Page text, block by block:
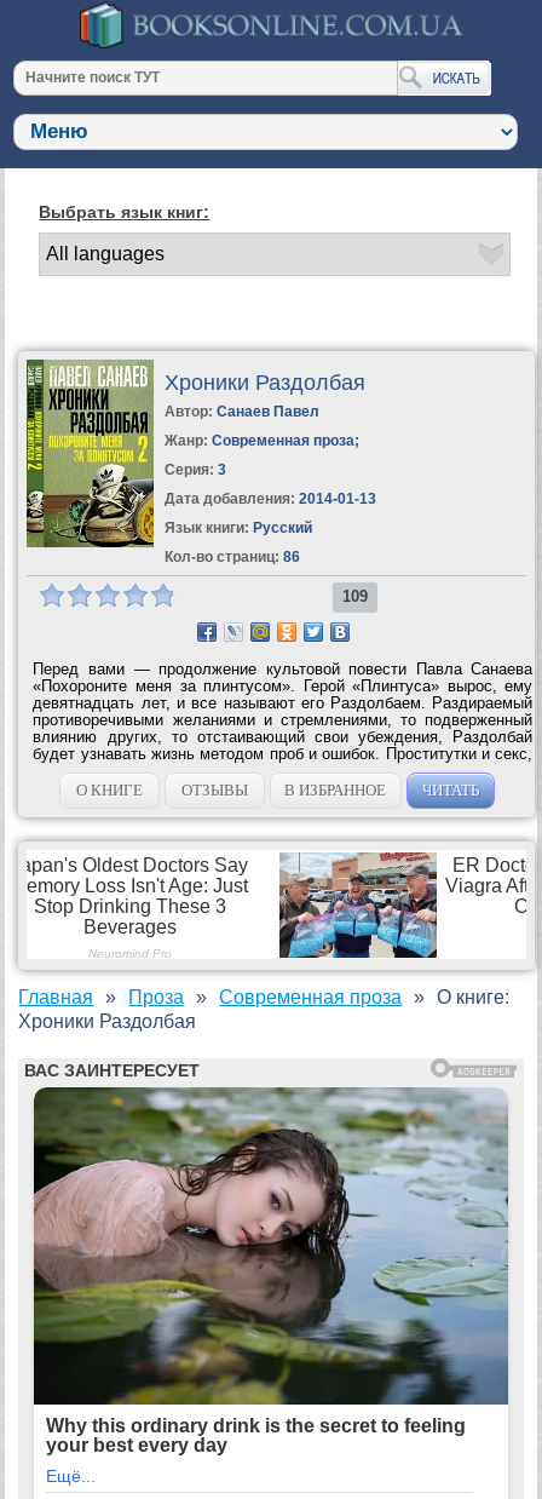
Выбрать язык книг:
Хроники Раздолбая
Автор: Санаев Павел
Жанр: Современная проза;
Серия: 3
Дата добавления: 2014-01-13
Язык книги: Русский
Кол-во страниц: 86
109
Перед вами — продолжение культовой повести Павла Санаева
«Похороните меня за плинтусом». Герой «Плинтуса» вырос, ему
девятнадцать лет, и все называют его Раздолбаем. Раздираемый
противоречивыми желаниями и стремлениями, то подверженный
влиянию других, то отстаивающий свои убеждения, Раздолбай
будет узнавать жизнь методом проб и ошибок. Проститутки и секс,
свобода, безнаказанность и бунт — с одной стороны; одна-
единственная...
О КНИГЕ ОТЗЫВЫ В ИЗБРАННОЕ ЧИТАТЬ
Главная Проза Современная проза
О книге:
Хроники Раздолбая